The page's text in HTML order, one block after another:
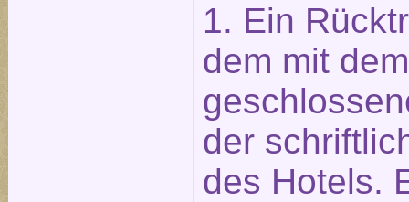
1. Ein
dem mit
der
des Hotels.